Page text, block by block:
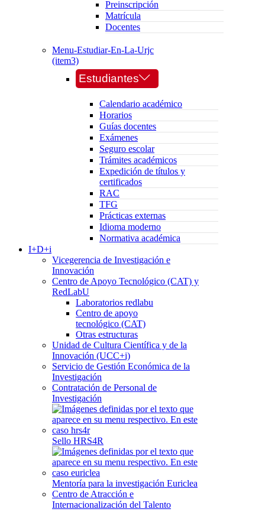
Preinscripción
Matrícula
Docentes
Menu-Estudiar-En-La-Urjc
(item3)
Estudiantes
Calendario académico
Horarios
Guías docentes
Exámenes
Seguro escolar
Trámites académicos
Expedición de títulos y
certificados
RAC
TFG
Prácticas externas
Idioma moderno
Normativa académica
I+D+i
Vicegerencia de Investigación e
Innovación
Centro de Apoyo Tecnológico (CAT) y
RedLabU
Laboratorios redlabu
Centro de apoyo
tecnológico (CAT)
Otras estructuras
Unidad de Cultura Científica y de la
Innovación (UCC+i)
Servicio de Gestión Económica de la
Investigación
Contratación de Personal de
Investigación
Sello HRS4R
Mentoría para la investigación Euriclea
Centro de Atracción e
Internacionalización del Talento